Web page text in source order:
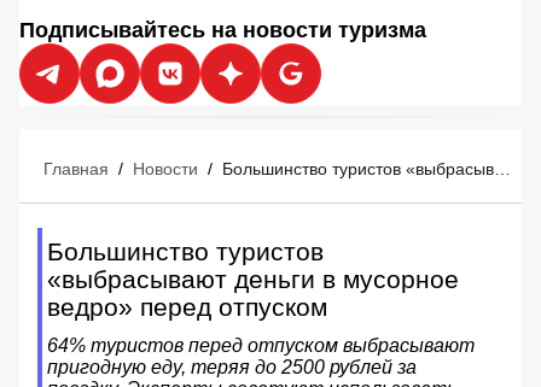
Подписывайтесь на новости туризма
Главная / Новости /
Большинство туристов
«выбрасывают деньги в мусорное
ведро» перед отпуском
64% туристов перед отпуском выбрасывают
пригодную еду, теряя до 2500 рублей за